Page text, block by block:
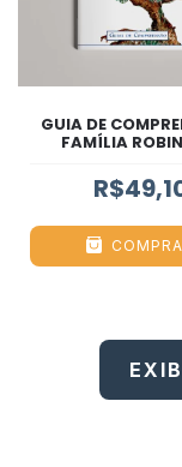
GUIA DE
FAMÍLIA